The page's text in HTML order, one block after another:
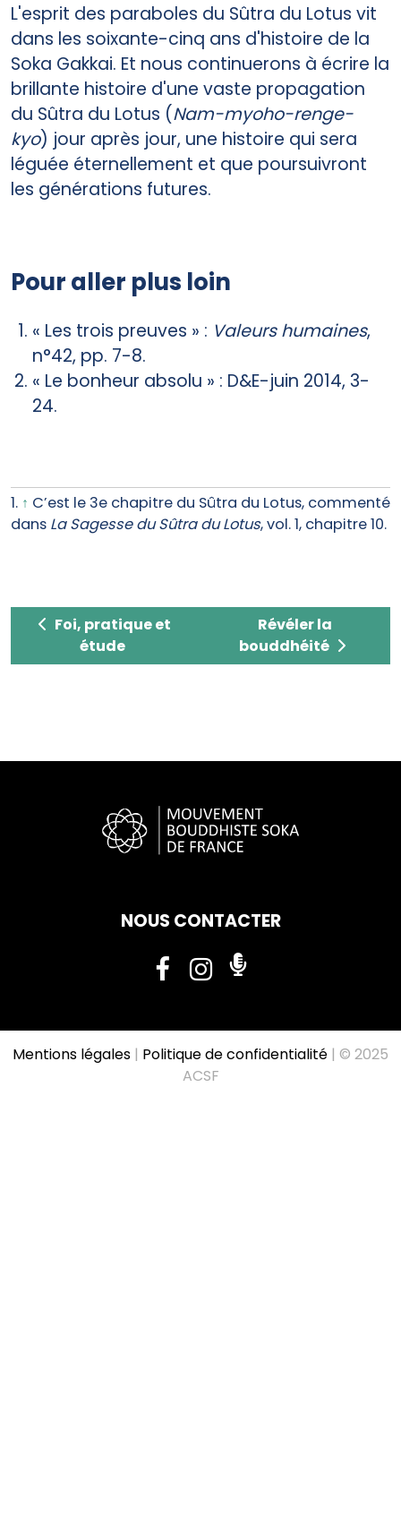
L'esprit des paraboles du Sûtra du Lotus vit
dans les soixante-cinq ans d'histoire de la
Soka Gakkai. Et nous continuerons à écrire la
brillante histoire d'une vaste propagation
du Sûtra du Lotus (Nam-myoho-renge-
kyo) jour après jour, une histoire qui sera
léguée éternellement et que poursuivront
les générations futures.
Pour aller plus loin
« Les trois preuves » : Valeurs humaines,
n°42, pp. 7-8.
« Le bonheur absolu » : D&E-juin 2014, 3-
24.
1. ↑ C’est le 3e chapitre du Sûtra du Lotus, commenté
dans La Sagesse du Sûtra du Lotus, vol. 1, chapitre 10.
Foi, pratique et étude
Foi, pratique et
étude
Révéler la
Révéler la
bouddhéité
NOUS CONTACTER
Mentions légales | Politique de confidentialité | © 2025
ACSF